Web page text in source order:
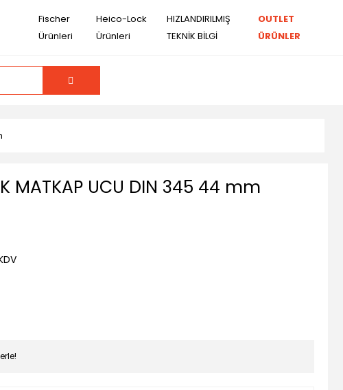
Fischer
Ürünleri
Heico-Lock
Ürünleri
HIZLANDIRILMIŞ
TEKNİK BİLGİ
OUTLET
ÜRÜNLER
MATKAP UCU DIN 345 44 mm